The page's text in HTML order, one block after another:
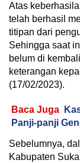
Atas
telah berhasil
titipan dari
Sehingga saat
belum di
keterangan
(17/02/2023).
Baca Juga
Panji-panji
Sebelumnya,
Kabupaten